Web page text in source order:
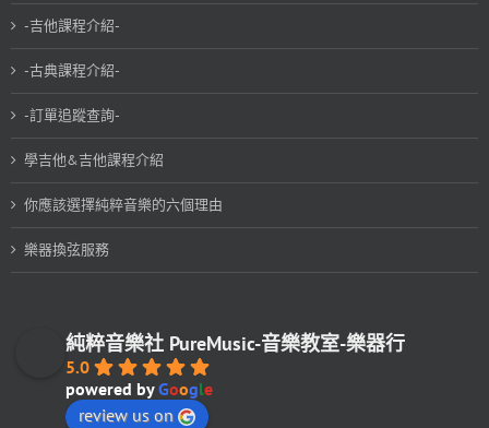
-吉他課程介紹-
-古典課程介紹-
-訂單追蹤查詢-
學吉他&吉他課程介紹
你應該選擇純粹音樂的六個理由
樂器換弦服務
純粹音樂社 PureMusic-音樂教室-樂器行
5.0
powered byGoogle
review us on